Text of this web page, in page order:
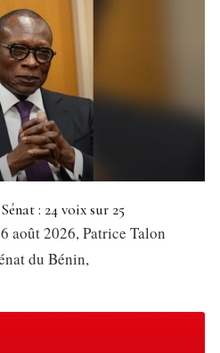
: 24 voix sur 25
août 2026, Patrice Talon
du Bénin,